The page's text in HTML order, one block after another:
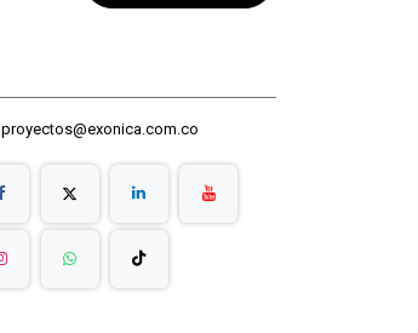
proyectos@exonica.com.co